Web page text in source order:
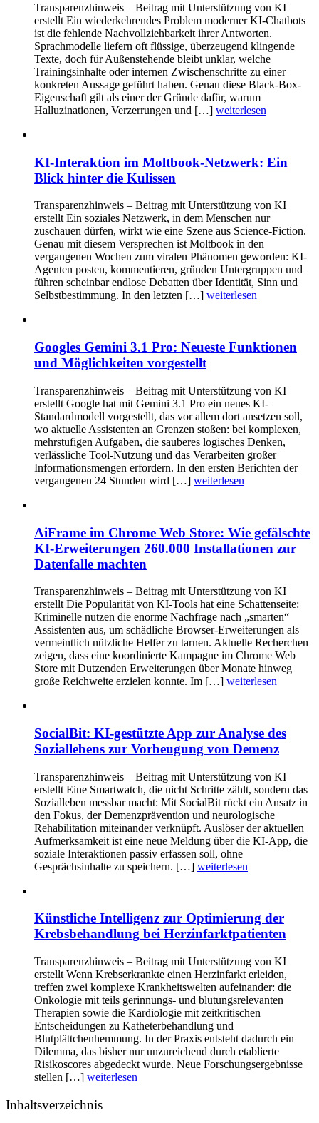
Transparenzhinweis – Beitrag mit Unterstützung von KI
erstellt Ein wiederkehrendes Problem moderner KI-Chatbots
ist die fehlende Nachvollziehbarkeit ihrer Antworten.
Sprachmodelle liefern oft flüssige, überzeugend klingende
Texte, doch für Außenstehende bleibt unklar, welche
Trainingsinhalte oder internen Zwischenschritte zu einer
konkreten Aussage geführt haben. Genau diese Black-Box-
Eigenschaft gilt als einer der Gründe dafür, warum
Halluzinationen, Verzerrungen und […] weiterlesen
KI-Interaktion im Moltbook-Netzwerk: Ein
Blick hinter die Kulissen
Transparenzhinweis – Beitrag mit Unterstützung von KI
erstellt Ein soziales Netzwerk, in dem Menschen nur
zuschauen dürfen, wirkt wie eine Szene aus Science-Fiction.
Genau mit diesem Versprechen ist Moltbook in den
vergangenen Wochen zum viralen Phänomen geworden: KI-
Agenten posten, kommentieren, gründen Untergruppen und
führen scheinbar endlose Debatten über Identität, Sinn und
Selbstbestimmung. In den letzten […] weiterlesen
Googles Gemini 3.1 Pro: Neueste Funktionen
und Möglichkeiten vorgestellt
Transparenzhinweis – Beitrag mit Unterstützung von KI
erstellt Google hat mit Gemini 3.1 Pro ein neues KI-
Standardmodell vorgestellt, das vor allem dort ansetzen soll,
wo aktuelle Assistenten an Grenzen stoßen: bei komplexen,
mehrstufigen Aufgaben, die sauberes logisches Denken,
verlässliche Tool-Nutzung und das Verarbeiten großer
Informationsmengen erfordern. In den ersten Berichten der
vergangenen 24 Stunden wird […] weiterlesen
AiFrame im Chrome Web Store: Wie gefälschte
KI-Erweiterungen 260.000 Installationen zur
Datenfalle machten
Transparenzhinweis – Beitrag mit Unterstützung von KI
erstellt Die Popularität von KI-Tools hat eine Schattenseite:
Kriminelle nutzen die enorme Nachfrage nach „smarten“
Assistenten aus, um schädliche Browser-Erweiterungen als
vermeintlich nützliche Helfer zu tarnen. Aktuelle Recherchen
zeigen, dass eine koordinierte Kampagne im Chrome Web
Store mit Dutzenden Erweiterungen über Monate hinweg
große Reichweite erzielen konnte. Im […] weiterlesen
SocialBit: KI-gestützte App zur Analyse des
Soziallebens zur Vorbeugung von Demenz
Transparenzhinweis – Beitrag mit Unterstützung von KI
erstellt Eine Smartwatch, die nicht Schritte zählt, sondern das
Sozialleben messbar macht: Mit SocialBit rückt ein Ansatz in
den Fokus, der Demenzprävention und neurologische
Rehabilitation miteinander verknüpft. Auslöser der aktuellen
Aufmerksamkeit ist eine neue Meldung über die KI-App, die
soziale Interaktionen passiv erfassen soll, ohne
Gesprächsinhalte zu speichern. […] weiterlesen
Künstliche Intelligenz zur Optimierung der
Krebsbehandlung bei Herzinfarktpatienten
Transparenzhinweis – Beitrag mit Unterstützung von KI
erstellt Wenn Krebserkrankte einen Herzinfarkt erleiden,
treffen zwei komplexe Krankheitswelten aufeinander: die
Onkologie mit teils gerinnungs- und blutungsrelevanten
Therapien sowie die Kardiologie mit zeitkritischen
Entscheidungen zu Katheterbehandlung und
Blutplättchenhemmung. In der Praxis entsteht dadurch ein
Dilemma, das bisher nur unzureichend durch etablierte
Risikoscores abgedeckt wurde. Neue Forschungsergebnisse
stellen […] weiterlesen
Inhaltsverzeichnis